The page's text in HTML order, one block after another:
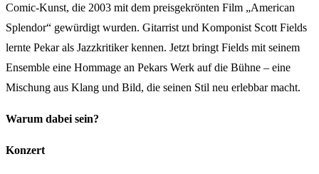
Comic-Kunst, die 2003 mit dem preisgekrönten Film „American
Splendor“ gewürdigt wurden. Gitarrist und Komponist Scott Fields
lernte Pekar als Jazzkritiker kennen. Jetzt bringt Fields mit seinem
Ensemble eine Hommage an Pekars Werk auf die Bühne – eine
Mischung aus Klang und Bild, die seinen Stil neu erlebbar macht.
Warum dabei sein?
Konzert